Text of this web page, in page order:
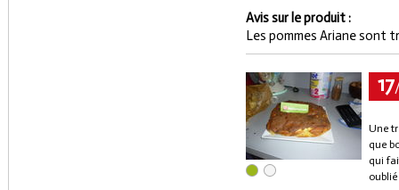
Avis sur le produit :
Les pommes Ariane sont
17
Une
que
qui